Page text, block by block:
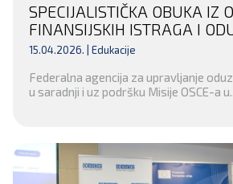
SPECIJALISTIČKA OBUKA IZ
FINANSIJSKIH ISTRAGA I
NEZAKONITO STEČENE
KANTONA 10
15.04.2026. | Edukacije
Federalna agencija za upravljanje
u saradnji i uz podršku Misije OSCE-a